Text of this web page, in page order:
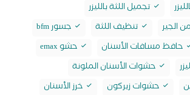
تجميل اللثة بالليزر
الجير
تنظيف اللثة
جسور bfm
حافظ مسافات الأسنان
حشو emax
حشوات الأسنان الملونة
حشوات زيركون
خرز الأسنان